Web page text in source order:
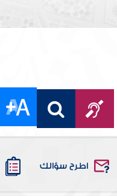
اطرح سؤالك